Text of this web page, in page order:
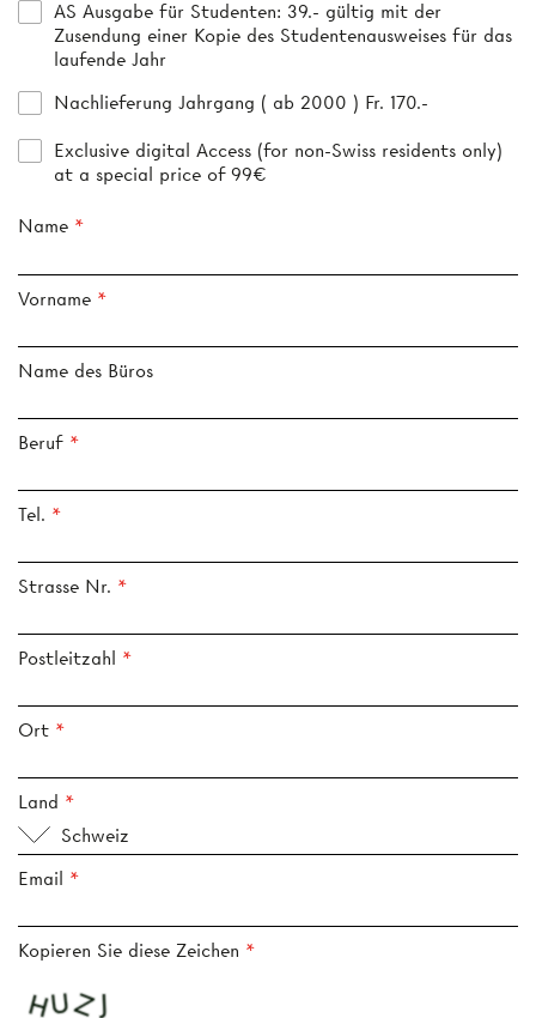
AS Ausgabe für Studenten: 39.- gültig mit der
Zusendung einer Kopie des Studentenausweises für das
laufende Jahr
Nachlieferung Jahrgang ( ab 2000 ) Fr. 170.-
Exclusive digital Access (for non-Swiss residents only)
at a special price of 99€
Name
Vorname
Name des Büros
Beruf
Tel.
Strasse Nr.
Postleitzahl
Ort
Land
Schweiz
Email
Kopieren Sie diese Zeichen